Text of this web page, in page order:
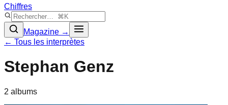
Chiffres
Magazine →
← Tous les interprètes
Stephan Genz
2 albums